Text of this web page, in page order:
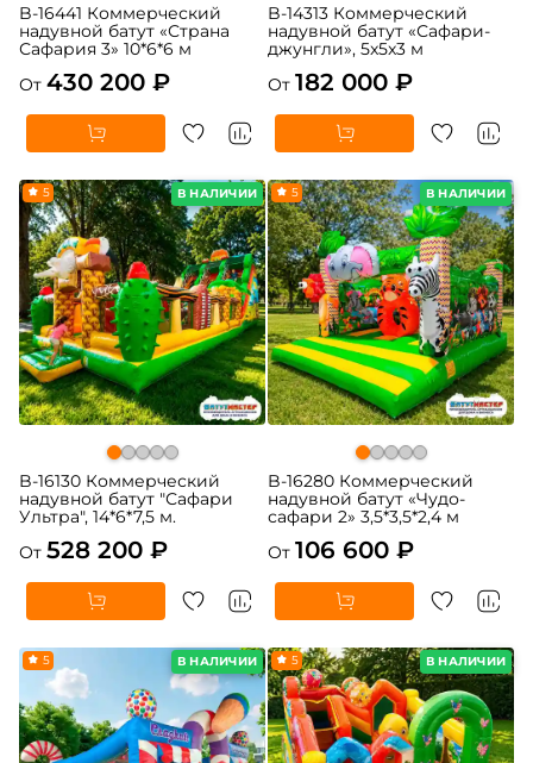
B-16441 Коммерческий
надувной батут «Страна
Сафария 3» 10*6*6 м
От 430 200 ₽
B-14313 Коммерческий
надувной батут «Сафари-
джунгли», 5x5x3 м
От 182 000 ₽
В НАЛИЧИИ
5
B-16130 Коммерческий
надувной батут "Сафари
Ультра", 14*6*7,5 м.
От 528 200 ₽
В НАЛИЧИИ
5
B-16280 Коммерческий
надувной батут «Чудо-
сафари 2» 3,5*3,5*2,4 м
От 106 600 ₽
В НАЛИЧИИ
5 В НАЛИЧИИ
5